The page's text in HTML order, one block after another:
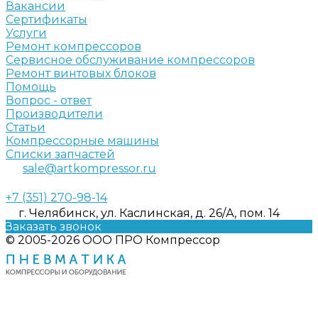
Вакансии
Сертификаты
Услуги
Ремонт компрессоров
Сервисное обслуживание компрессоров
Ремонт винтовых блоков
Помощь
Вопрос - ответ
Производители
Статьи
Компрессорные машины
Списки запчастей
sale@artkompressor.ru
+7 (351) 270-98-14
г. Челябинск, ул. Каслинская, д. 26/А, пом. 14
Заказать звонок
© 2005-2026 ООО ПРО Компрессор